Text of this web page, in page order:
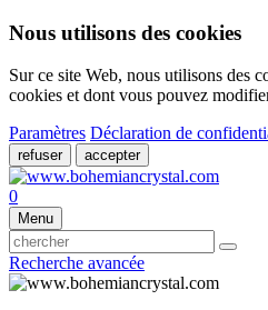
Nous utilisons des cookies
Sur ce site Web, nous utilisons des
cookies et dont vous pouvez
Paramètres Déclaration de
refuser accepter
0
Menu
Recherche avancée